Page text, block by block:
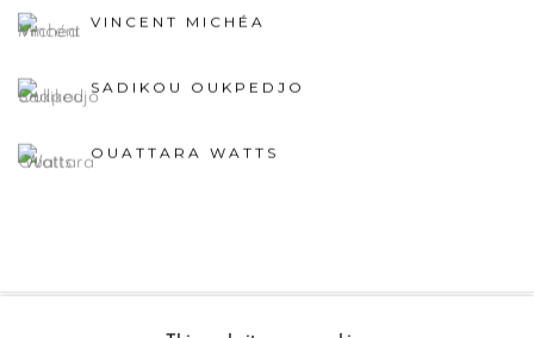
VINCENT MICHÉA
SADIKOU OUKPEDJO
OUATTARA WATTS